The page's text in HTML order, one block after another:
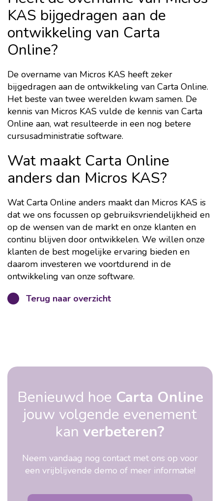
KAS bijgedragen aan de
ontwikkeling van Carta
Online?
De overname van Micros KAS heeft zeker
bijgedragen aan de ontwikkeling van Carta Online.
Het beste van twee werelden kwam samen. De
kennis van Micros KAS vulde de kennis van Carta
Online aan, wat resulteerde in een nog betere
cursusadministratie software.
Wat maakt Carta Online
anders dan Micros KAS?
Wat Carta Online anders maakt dan Micros KAS is
dat we ons focussen op gebruiksvriendelijkheid en
op de wensen van de markt en onze klanten en
continu blijven door ontwikkelen. We willen onze
klanten de best mogelijke ervaring bieden en
daarom investeren we voortdurend in de
ontwikkeling van onze software.
Terug naar overzicht
Benieuwd hoe Carta Online
jouw volgende evenement
kan verbeteren?
Neem vandaag nog contact met ons op voor
een vrijblijvende demo of meer informatie!